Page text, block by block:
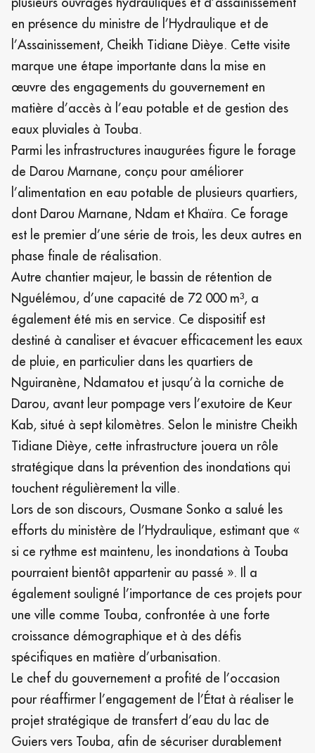
en présence du ministre de l’Hydraulique et de
l’Assainissement, Cheikh Tidiane Dièye. Cette visite
marque une étape importante dans la mise en
œuvre des engagements du gouvernement en
matière d’accès à l’eau potable et de gestion des
eaux pluviales à Touba.
Parmi les infrastructures inaugurées figure le forage
de Darou Marnane, conçu pour améliorer
l’alimentation en eau potable de plusieurs quartiers,
dont Darou Marnane, Ndam et Khaïra. Ce forage
est le premier d’une série de trois, les deux autres en
phase finale de réalisation.
Autre chantier majeur, le bassin de rétention de
Nguélémou, d’une capacité de 72 000 m³, a
également été mis en service. Ce dispositif est
destiné à canaliser et évacuer efficacement les eaux
de pluie, en particulier dans les quartiers de
Nguiranène, Ndamatou et jusqu’à la corniche de
Darou, avant leur pompage vers l’exutoire de Keur
Kab, situé à sept kilomètres. Selon le ministre Cheikh
Tidiane Dièye, cette infrastructure jouera un rôle
stratégique dans la prévention des inondations qui
touchent régulièrement la ville.
Lors de son discours, Ousmane Sonko a salué les
efforts du ministère de l’Hydraulique, estimant que «
si ce rythme est maintenu, les inondations à Touba
pourraient bientôt appartenir au passé ». Il a
également souligné l’importance de ces projets pour
une ville comme Touba, confrontée à une forte
croissance démographique et à des défis
spécifiques en matière d’urbanisation.
Le chef du gouvernement a profité de l’occasion
pour réaffirmer l’engagement de l’État à réaliser le
projet stratégique de transfert d’eau du lac de
Guiers vers Touba, afin de sécuriser durablement